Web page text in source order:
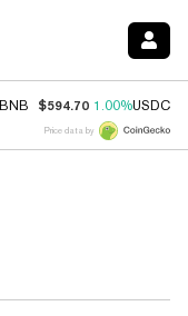
BNB $594.70 1.00%USDC
Price data by